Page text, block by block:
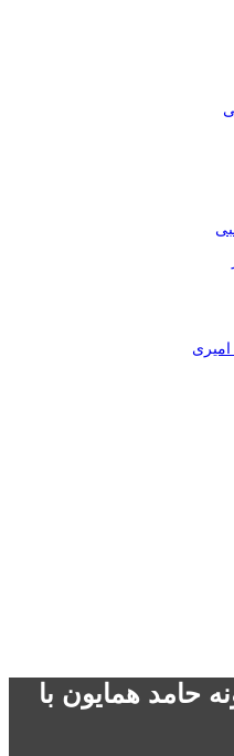
امیری
حامد همایون با